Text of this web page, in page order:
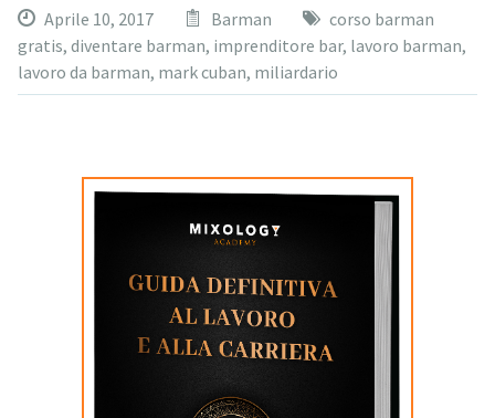
Aprile 10, 2017 Barman
corso barman
gratis, diventare barman, imprenditore bar, lavoro barman,
lavoro da barman, mark cuban, miliardario